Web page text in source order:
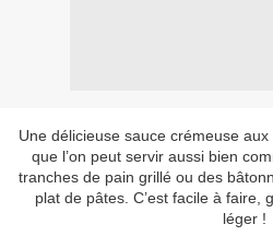
Une délicieuse sauce crémeuse
que l’on peut servir aussi bien
tranches de pain grillé ou des
plat de pâtes. C’est facile à faire,
léger !